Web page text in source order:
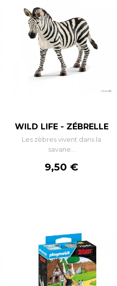
WILD LIFE - ZÉBRELLE
Les zèbres vivent dans la
savane...
Prix
9,50 €